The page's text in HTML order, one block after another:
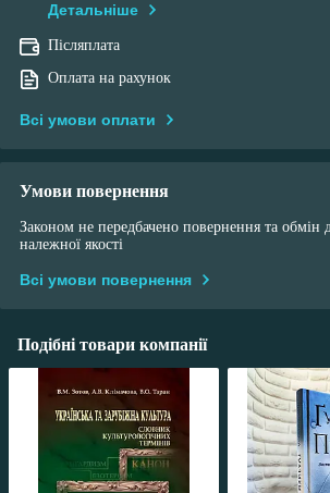
Детальніше
Післяплата
Оплата на рахунок
Всі умови оплати
Умови повернення
Законом не передбачено повернення та обмін
належної якості
Всі умови повернення
Подібні товари компанії